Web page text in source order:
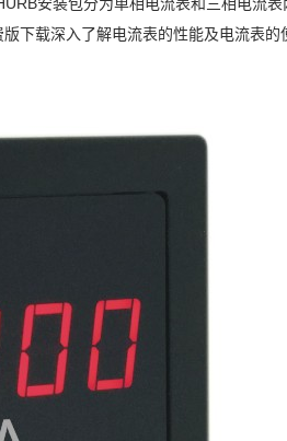
载深入了解电流表的性能及电流表的